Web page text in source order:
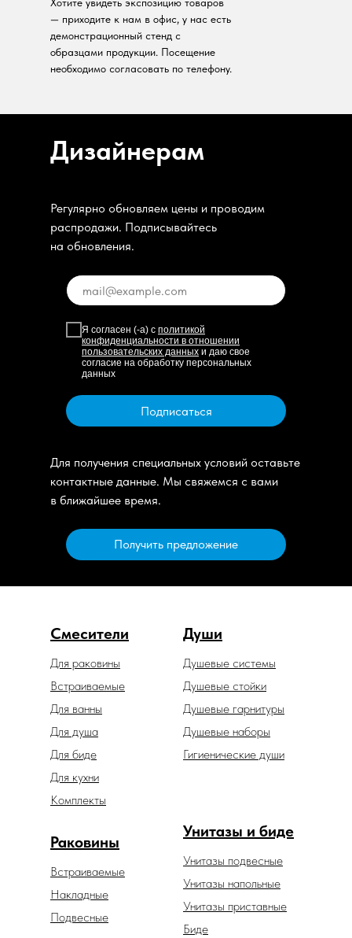
Хотите увидеть экспозицию товаров
— приходите к нам в офис, у нас есть
демонстрационный стенд с
образцами продукции. Посещение
необходимо согласовать по телефону.
Дизайнерам
Регулярно обновляем цены и проводим
распродажи. Подписывайтесь
на обновления.
Я согласен (-а) с политикой
конфиденциальности в отношении
пользовательских данных и даю свое
согласие на обработку персональных
данных
Подписаться
Для получения специальных условий оставьте
контактные данные. Мы свяжемся с вами
в ближайшее время.
Получить предложение
Смесители Души
Душевые гарнитуры
Душевые системы
Гигиенические души
Душевые наборы
Унитазы и биде
Унитазы подвесные
Унитазы напольные
Унитазы приставные
Раковины
Встраиваемые
Накладные
Подвесные
Встраиваемые
Для биде
Для ванны
Для душа
Для раковины
Для кухни
Душевые стойки
Биде
Комплекты